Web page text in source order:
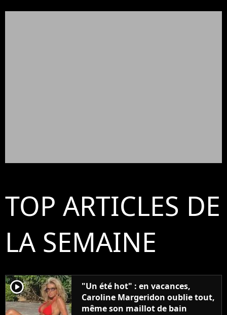
TOP ARTICLES DE
LA SEMAINE
player2
"Un été hot" : en vacances,
Caroline Margeridon oublie tout,
même son maillot de bain